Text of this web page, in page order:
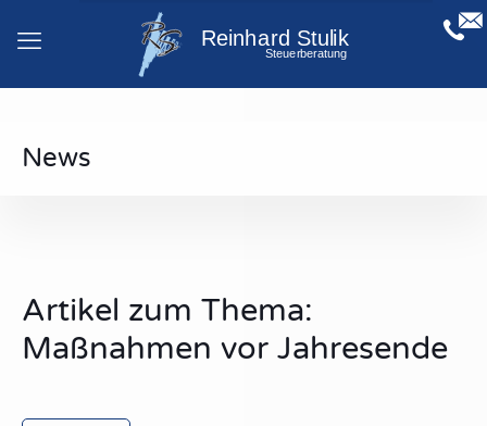
News
Artikel zum Thema:
Maßnahmen vor Jahresende